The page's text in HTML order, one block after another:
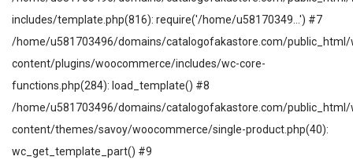
includes/template.php(816): require('/home/u58170349...') #7
/home/u581703496/domains/catalogofakastore.com/public_html/
content/plugins/woocommerce/includes/wc-core-
functions.php(284): load_template() #8
/home/u581703496/domains/catalogofakastore.com/public_html/
content/themes/savoy/woocommerce/single-product.php(40):
wc_get_template_part() #9